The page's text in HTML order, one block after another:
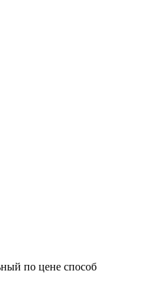
по цене способ